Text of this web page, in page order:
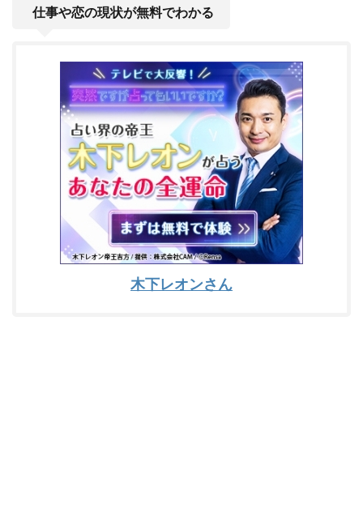
仕事や恋の現状が無料でわかる
木下レオンさん